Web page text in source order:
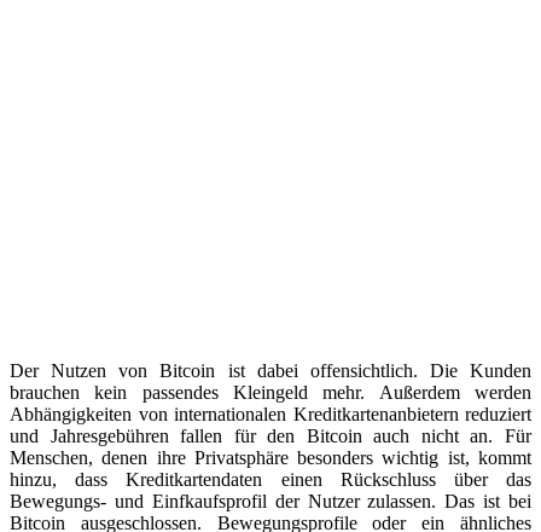
Der Nutzen von Bitcoin ist dabei offensichtlich. Die Kunden
brauchen kein passendes Kleingeld mehr. Außerdem werden
Abhängigkeiten von internationalen Kreditkartenanbietern reduziert
und Jahresgebühren fallen für den Bitcoin auch nicht an. Für
Menschen, denen ihre Privatsphäre besonders wichtig ist, kommt
hinzu, dass Kreditkartendaten einen Rückschluss über das
Bewegungs- und Einfkaufsprofil der Nutzer zulassen. Das ist bei
Bitcoin ausgeschlossen. Bewegungsprofile oder ein ähnliches